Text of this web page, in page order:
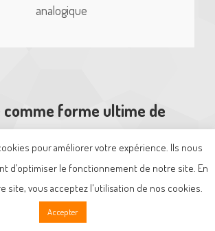
analogique
comme forme ultime de
Comment conserver la douceur d’un
rendre terne ? Comment amplifier la
refrain sans écraser la dynamique du
pour améliorer votre expérience. Ils nous
d’optimiser le fonctionnement de notre site. En
site, vous acceptez l'utilisation de nos cookies.
Accepter